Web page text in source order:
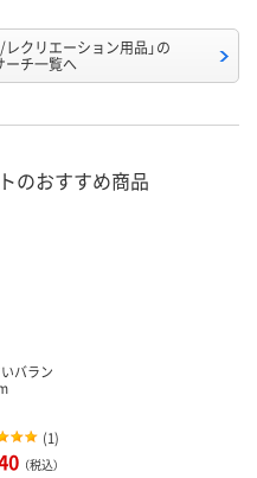
レクリエーション用品」の
ーチ一覧へ
のおすすめ商品
バラン
(1)
（税込）